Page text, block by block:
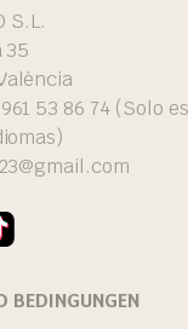
S.L.
35
53 86 74 (Solo
BEDINGUNGEN